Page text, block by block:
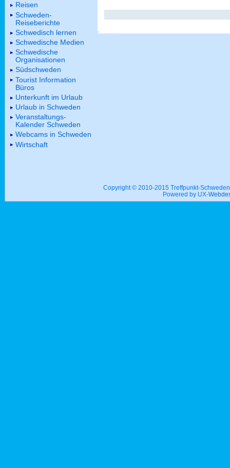
Reisen
Schweden-
Reiseberichte
Schwedisch lernen
Schwedische Medien
Schwedische
Organisationen
Südschweden
Tourist Information
Büros
Unterkunft im Urlaub
Urlaub in Schweden
Veranstaltungs-
Kalender Schweden
Webcams in Schweden
Wirtschaft
Copyright © 2010-2015 Treffpunkt-
Powered by UX-